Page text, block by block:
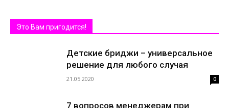
Это Вам пригодится!
Детские бриджи – универсальное
решение для любого случая
21.05.2020 0
7 вопросов менеджерам при